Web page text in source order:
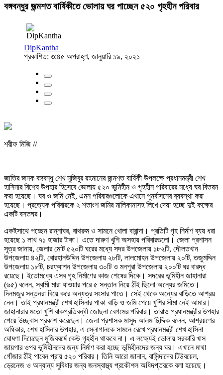
বঙ্গবন্ধুর জন্মশত বার্ষিকীতে ভোলায় ঘর পাচ্ছেন ৫২০ গৃহহীন পরিবার
DipKantha
প্রকাশিত: ৩:৪৫ অপরাহ্ণ, জানুয়ারি ১৯, ২০২১
শরীফ মিজি //
জাতির জনক বঙ্গবন্ধু শেখ মুজিবুর রহমানের জন্মশত বার্ষিকী উপলক্ষে প্রধানমন্ত্রী শেখ
হাসিনার বিশেষ উপহার হিসেবে ভোলায় ৫২০ ভূমিহীন ও গৃহহীন পরিবারের মধ্যে ঘর বিতরন
করা হয়েছে। ঘর ও জমি নেই, এমন পরিবারগুলোকে এখানে পুনর্বাসনের ব্যবস্থা করা
হয়েছে। প্রত্যেক পরিবারকে ২ শতাংশ জমির মালিকানাসহ লিখে দেয়া হচ্ছে দুই কক্ষের
একটি বসতঘর।
একইসাথে পচ্ছেন রান্নাঘর, বাথরুম ও সামনে খোলা বারান্দা। প্রতিটি গৃহ নির্মাণ ব্যয় ধরা
হয়েছে ১ লাখ ৭১ হাজার টাকা। এতে দারুণ খুশি অসহায় পরিবারগুলো। জেলা প্রশাসন
সূত্র জানায়, জেলার মোট ৫২০টি ঘরের মধ্যে সদর উপজেলায় ১৮২টি, দৌলতখান
উপজেলায় ৪২টি, বোরহানউদ্দিন উপজেলায় ২৮টি, লালমোহন উপজেলায় ২০টি, তজুমদ্দিন
উপজেলায় ১৮টি, চরফ্যাশন উপজেলায় ৩০টি ও মনপুরা উপজেলায় ২০০টি ঘর বারদ্ধ
রয়েছে। ইতোমধ্যে এসব গৃহ নির্মাণের কাজ শেষের দিকে। সদরের ভূমিহীন জাহানারা
(৬৫) বলেন, স্বামী মারা যাওয়ার পরে ৫ সন্তান নিয়ে ঠাঁই ছিলো অন্যের জমিতে।
দিনমজুর সন্তনরা বিয়ে করে অন্যত্র সংসার পাতে। সেই থেকে অন্যের বাড়িতে আশ্রয়
নেন। তাই প্রধানমন্ত্রী শেখ হাসিনার পাকা বাড়ি ও জমি পেয়ে খুশির সীমা নেই আমার।
জাহানারার মতো খুশি বাকপ্রতিবন্ধী জোছনা বেগমের পরিবার। তারাও প্রধানমন্ত্রীর উপহার
পেয়ে উচ্ছ্বাস প্রকাশ করেছেন। জেলা প্রশাসক মাসুদ আলম ছিদ্দিক বলেন, আশ্রয়ণের
অধিকার, শেখ হাসিনার উপহার, এ স্লোগানকে সামনে রেখে প্রধানমন্ত্রী শেখ হাসিনা
ঘোষণা দিয়েছেন মুজিববর্ষে কেউ গৃহহীন থাকবে না। এ লক্ষ্যেই ভোলায় সরকারি খাস
জায়গার ওপর ভূমিহীনদের জন্য নির্মাণ করা হচ্ছে ভূমিহীনদের জন্য ঘর। এখানে মাথা
গোঁজার ঠাঁই পাবেন প্রায় ৫২০ পরিবার। তিনি আরো জানান, বাসিন্দাদের টিউবয়েল,
ড্রেনেজ ও অন্যান্য সুবিধার জন্য জনস্বাস্থ্য প্রকৌশল অধিদপ্তরকে বলা হয়েছে।